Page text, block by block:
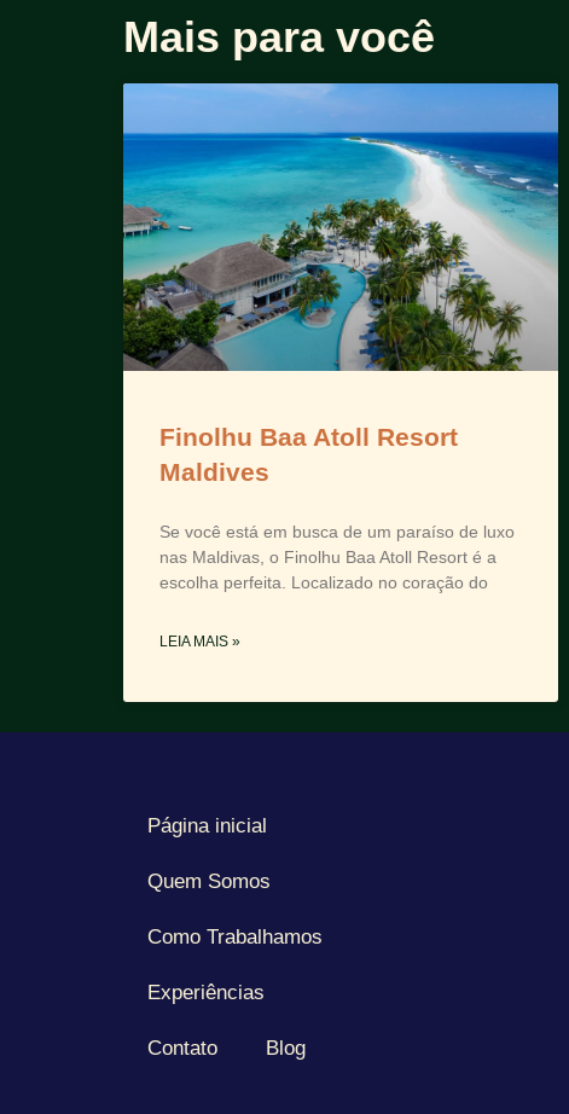
Mais para você
Finolhu Baa Atoll Resort
Maldives
Se você está em busca de um paraíso de luxo
nas Maldivas, o Finolhu Baa Atoll Resort é a
escolha perfeita. Localizado no coração do
LEIA MAIS »
Página inicial
Quem Somos
Como Trabalhamos
Experiências
Contato Blog